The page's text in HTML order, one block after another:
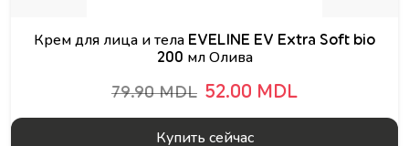
Крем для лица и тела EVELINE EV Extra Soft bio
200 мл Олива
79.90 MDL 52.00 MDL
Купить сейчас